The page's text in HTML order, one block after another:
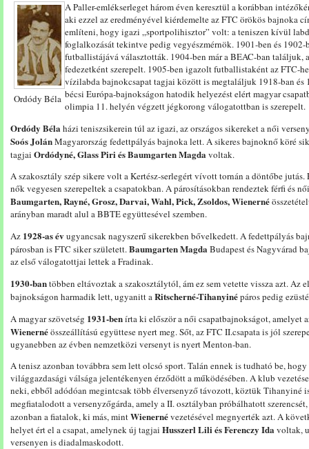
Ordódy Béla
A Paller-emlékserleget három éven keresztül a korábban
aki ezzel az eredményével kiérdemelte az FTC örökös bajnoka
említeni, hogy igazi „sportpolihisztor” volt: a teniszen kívül
foglalkozását tekintve pedig vegyészmérnök. 1901-ben és
futballistájává választották. 1904-ben már a BEAC-ban találjuk,
fedezetként szerepelt. 1905-ben igazolt futballistaként az FTC-
vízilabda bajnokcsapat tagjai között is megtaláljuk 1918-ban és
bécsi Európa-bajnokságon hatodik helyezést elért magyar
olimpia 11. helyén végzett jégkorong válogatottban is szerepelt.
Ordódy Béla házi teniszsikerein túl az igazi, az országos sikereket a női
Soós JolánMagyarország fedettpályás bajnoka lett. A sikeres bajnoknő köré
tagjai Ordódyné, Glass Piri és Baumgarten Magda voltak.
A szakosztály szép sikere volt a Kertész-serlegért vívott tornán a döntőbe
nők vegyesen szerepeltek a csapatokban. A párosításokban rendeztek férfi és
Baumgarten, Rayné, Grosz, Darvai, Wahl, Pick, Zsoldos, Wienerné
arányban maradt alul a BBTE együttesével szemben.
Az 1928-as évugyancsak nagyszerű sikerekben bővelkedett. A fedettpályás
párosban is FTC siker született.Baumgarten Magda Budapest és Nagyvárad
az első válogatottjai lettek a Fradinak.
1930-bantöbben eltávoztak a szakosztálytól, ám ez sem vetette vissza azt. Az
bajnokságon harmadik lett, ugyanitt aRitscherné-Tihanyinépáros pedig
A magyar szövetség 1931-benírta ki először a női csapatbajnokságot, amelyet
Wienernéösszeállítású együttese nyert meg. Sőt, az FTC II.csapata is jól
ugyanebben az évben nemzetközi versenyt is nyert Menton-ban.
A tenisz azonban továbbra sem lett olcsó sport. Talán ennek is tudható be,
világgazdasági válsága jelentékenyen érződött a működésében. A klub
neki, ebből adódóan megintcsak több élversenyző távozott, köztük Tihanyiné
megfiatalodott a versenyzőgárda, amely a II. osztályban próbálhatott
azonban a fiatalok, ki más, mintWienernévezetésével megnyerték azt. A
helyet ért el a csapat, amelynek új tagjai Husszerl Lili és Ferenczy Ida voltak,
versenyen is diadalmaskodott.